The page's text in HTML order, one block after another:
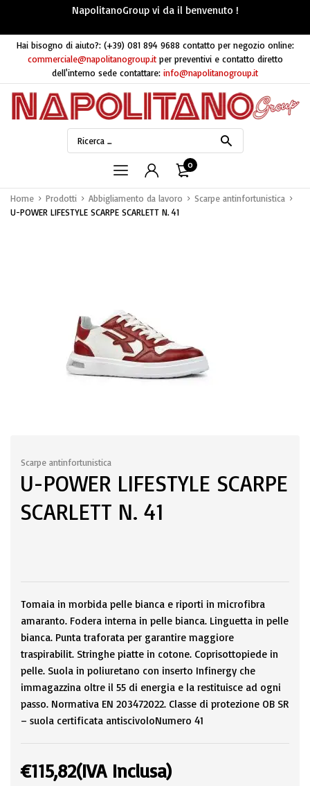
NapolitanoGroup vi da il benvenuto !
Hai bisogno di aiuto?: (+39) 081 894 9688 contatto per negozio online:
commerciale@napolitanogroup.it per preventivi e contatto diretto
dell'interno sede contattare: info@napolitanogroup.it
0
Home Prodotti Abbigliamento da lavoro
Scarpe antinfortunistica
U-POWER LIFESTYLE SCARPE SCARLETT N. 41
Scarpe antinfortunistica
U-POWER LIFESTYLE SCARPE
SCARLETT N. 41
Tomaia in morbida pelle bianca e riporti in microfibra
amaranto. Fodera interna in pelle bianca. Linguetta in pelle
bianca. Punta traforata per garantire maggiore
traspirabilit. Stringhe piatte in cotone. Coprisottopiede in
pelle. Suola in poliuretano con inserto Infinergy che
immagazzina oltre il 55 di energia e la restituisce ad ogni
passo. Normativa EN 203472022. Classe di protezione OB SR
– suola certificata antiscivoloNumero 41
€115,82(IVA Inclusa)